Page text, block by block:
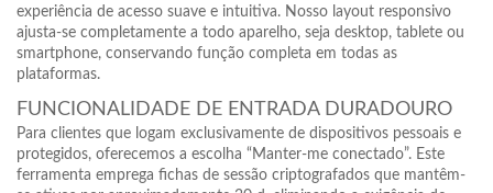
experiência de acesso suave e intuitiva. Nosso layout responsivo
ajusta-se completamente a todo aparelho, seja desktop, tablete ou
smartphone, conservando função completa em todas as
plataformas.
FUNCIONALIDADE DE ENTRADA DURADOURO
Para clientes que logam exclusivamente de dispositivos pessoais e
protegidos, oferecemos a escolha “Manter-me conectado”. Este
ferramenta emprega fichas de sessão criptografados que mantêm-